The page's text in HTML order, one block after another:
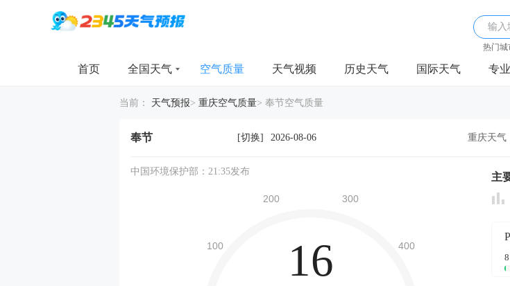
输入
热门城
首页 全国天气 空气质量 天气视频 历史天气 国际天气 专
当前： 天气预报> 重庆空气质量> 奉节空气质量
奉节 [切换] 2026-08-06 重庆天气
中国环境保护部：21:35发布
16
主
8